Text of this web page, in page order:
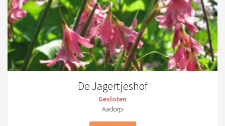
De Jagertjeshof
Gesloten
Aadorp